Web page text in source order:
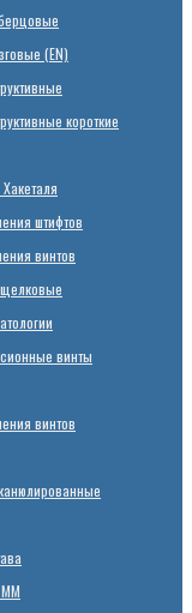
(EN)
короткие
штифтов
винтов
винты
винтов
ММ